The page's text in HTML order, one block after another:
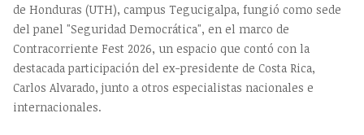
de Honduras (UTH), campus Tegucigalpa, fungió como sede
del panel "Seguridad Democrática", en el marco de
Contracorriente Fest 2026, un espacio que contó con la
destacada participación del ex-presidente de Costa Rica,
Carlos Alvarado, junto a otros especialistas nacionales e
internacionales.